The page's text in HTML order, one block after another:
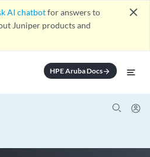
AI chatbotfor answers to
Juniper products and
close
HPE Aruba Docsarrow_forward